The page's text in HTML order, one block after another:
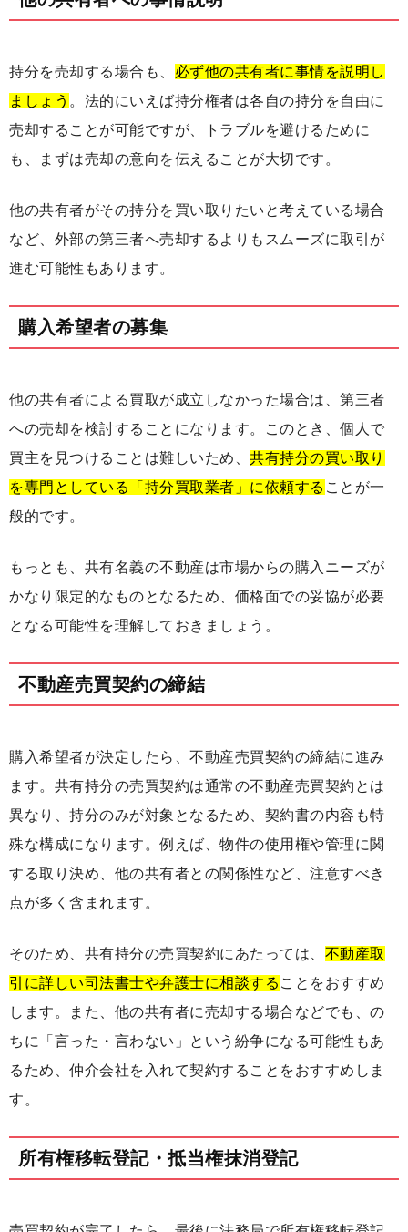
持分を売却する場合も、 必ず他の共有者に事情を説明し
ましょう 。法的にいえば持分権者は各自の持分を自由に
売却することが可能ですが、トラブルを避けるために
も、まずは売却の意向を伝えることが大切です。
他の共有者がその持分を買い取りたいと考えている場合
など、外部の第三者へ売却するよりもスムーズに取引が
進む可能性もあります。
購入希望者の募集
他の共有者による買取が成立しなかった場合は、第三者
への売却を検討することになります。このとき、個人で
買主を見つけることは難しいため、 共有持分の買い取り
を専門としている「持分買取業者」に依頼する ことが一
般的です。
もっとも、共有名義の不動産は市場からの購入ニーズが
かなり限定的なものとなるため、価格面での妥協が必要
となる可能性を理解しておきましょう。
不動産売買契約の締結
購入希望者が決定したら、不動産売買契約の締結に進み
ます。共有持分の売買契約は通常の不動産売買契約とは
異なり、持分のみが対象となるため、契約書の内容も特
殊な構成になります。例えば、物件の使用権や管理に関
する取り決め、他の共有者との関係性など、注意すべき
点が多く含まれます。
そのため、共有持分の売買契約にあたっては、 不動産取
引に詳しい司法書士や弁護士に相談する ことをおすすめ
します。また、他の共有者に売却する場合などでも、の
ちに「言った・言わない」という紛争になる可能性もあ
るため、仲介会社を入れて契約することをおすすめしま
す。
所有権移転登記・抵当権抹消登記